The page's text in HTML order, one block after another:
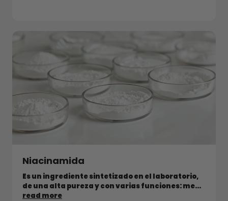
Niacinamida
Es un ingrediente sintetizado en el laboratorio,
de una alta pureza y con varias funciones: me...
read more